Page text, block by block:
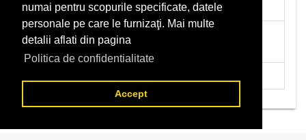
numai pentru scopurile specificate, datele
personale pe care le furnizaţi. Mai multe
detalii aflati din pagina
Politica de confidentialitate
Accept
productia interna (data luarii in evidenta):
Redevente miniere/Venituri din concesiuni si
inchirieri (data luarii in evidenta):